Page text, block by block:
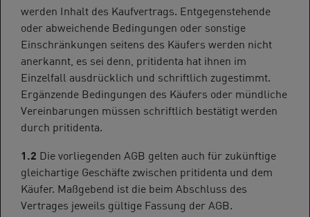
werden Inhalt des Kaufvertrags. Entgegenstehende
oder abweichende Bedingungen oder sonstige
Einschränkungen seitens des Käufers werden nicht
anerkannt, es sei denn, pritidenta hat ihnen im
Einzelfall ausdrücklich und schriftlich zugestimmt.
Ergänzende Bedingungen des Käufers oder mündliche
Vereinbarungen müssen schriftlich bestätigt werden
durch pritidenta.
1.2 Die vorliegenden AGB gelten auch für zukünftige
gleichartige Geschäfte zwischen pritidenta und dem
Käufer. Maßgebend ist die beim Abschluss des
Vertrages jeweils gültige Fassung der AGB.